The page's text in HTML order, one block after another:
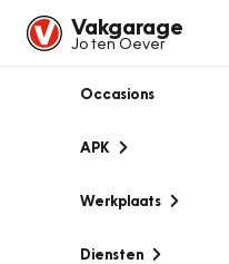
Vakgarage
Jo ten Oever
Occasions
APK
Werkplaats
Diensten